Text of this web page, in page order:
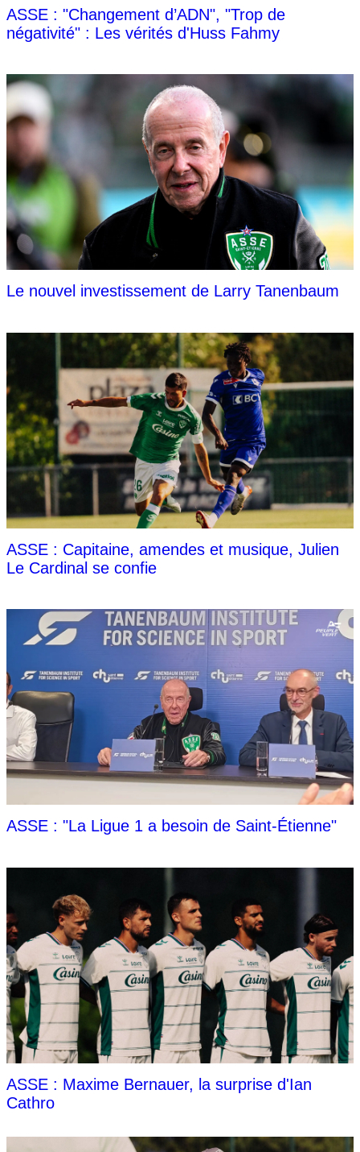
ASSE : "Changement d’ADN", "Trop de
négativité" : Les vérités d'Huss Fahmy
Le nouvel investissement de Larry Tanenbaum
ASSE : Capitaine, amendes et musique, Julien
Le Cardinal se confie
ASSE : "La Ligue 1 a besoin de Saint-Étienne"
ASSE : Maxime Bernauer, la surprise d'Ian
Cathro